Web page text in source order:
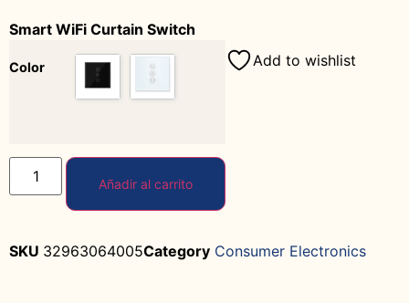
Smart WiFi Curtain Switch
Color
Añadir al carrito
Add to wishlist
SKU 32963064005Category Consumer Electronics